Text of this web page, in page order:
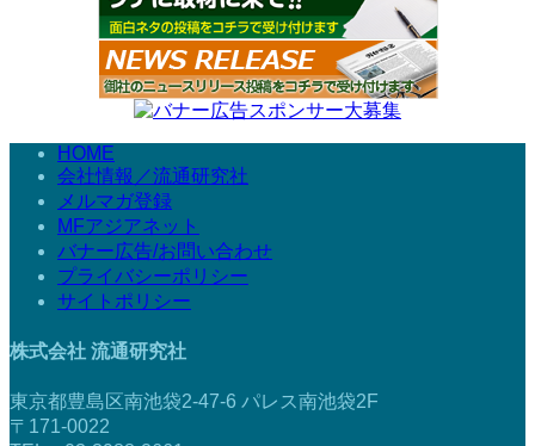
HOME
会社情報／流通研究社
メルマガ登録
MFアジアネット
バナー広告/お問い合わせ
プライバシーポリシー
サイトポリシー
株式会社 流通研究社
東京都豊島区南池袋2-47-6 パレス南池袋2F
〒171-0022